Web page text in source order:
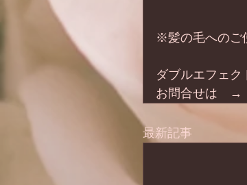
※髪の毛へのご
ダブルエフェ
お問合せは　→
最新記事